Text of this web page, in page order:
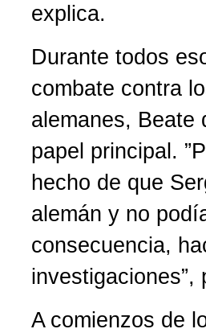
explica.
Durante todos
combate contra
alemanes, Beate
papel principal.
hecho de que
alemán y no
consecuencia,
investigaciones”,
A comienzos de